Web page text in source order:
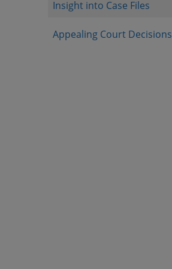
Insight into Case Files
Appealing Court Decisions